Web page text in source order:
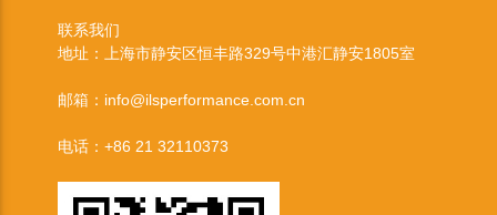
联系我们
地址：上海市静安区恒丰路329号中港汇静安1805室
邮箱：info@ilsperformance.com.cn
电话：+86 21 32110373